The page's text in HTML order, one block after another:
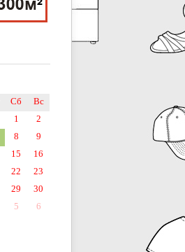
Сб
Вс
1
2
8
9
15
16
22
23
29
30
5 6